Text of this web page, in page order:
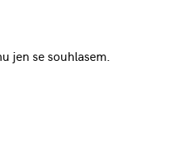
jen se souhlasem.